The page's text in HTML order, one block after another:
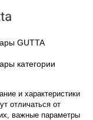
GUTTA
категории
и характеристики
отличаться от
важные параметры